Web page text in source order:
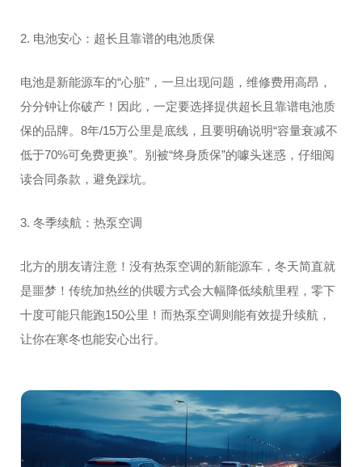
2. 电池安心：超长且靠谱的电池质保
电池是新能源车的“心脏”，一旦出现问题，维修费用高昂，
分分钟让你破产！因此，一定要选择提供超长且靠谱电池质
保的品牌。8年/15万公里是底线，且要明确说明“容量衰减不
低于70%可免费更换”。别被“终身质保”的噱头迷惑，仔细阅
读合同条款，避免踩坑。
3. 冬季续航：热泵空调
北方的朋友请注意！没有热泵空调的新能源车，冬天简直就
是噩梦！传统加热丝的供暖方式会大幅降低续航里程，零下
十度可能只能跑150公里！而热泵空调则能有效提升续航，
让你在寒冬也能安心出行。